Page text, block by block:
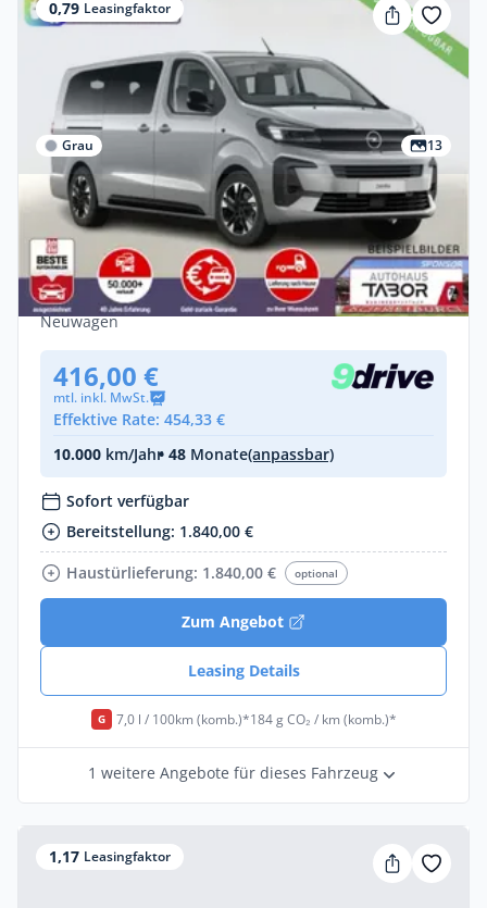
0,79 Leasingfaktor
Grau 13
Gewerbe
Opel Zafira 2.2 D 180 AT8 XL GS PanoD
AHK Nav Massage
Diesel • Automatik •
179 PS (132 kW)
Neuwagen
416,00 €
mtl. inkl. MwSt.
Effektive Rate: 454,33 €
10.000 km/Jahr• 48 Monate(anpassbar)
Sofort verfügbar
Bereitstellung: 1.840,00 €
Haustürlieferung: 1.840,00 €
optional
Zum Angebot
Leasing Details
G 7,0 l / 100km (komb.)*184 g CO₂ / km (komb.)*
1 weitere Angebote für dieses Fahrzeug
1,17 Leasingfaktor